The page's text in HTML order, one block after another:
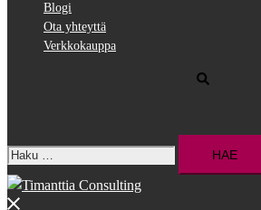
Blogi
Ota yhteyttä
Verkkokauppa
Haku:
Close